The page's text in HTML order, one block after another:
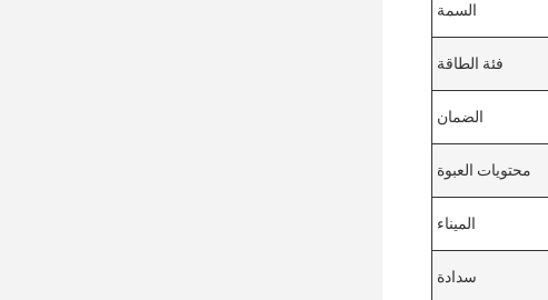
السمة
فئة الطاقة
الضمان
محتويات العبوة
الميناء
سدادة